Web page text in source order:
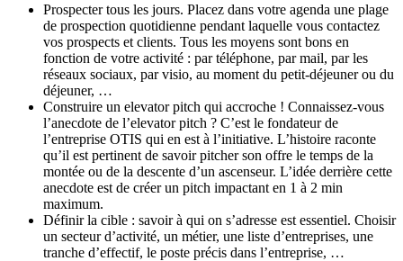
Prospecter tous les jours. Placez dans votre agenda une plage
de prospection quotidienne pendant laquelle vous contactez
vos prospects et clients. Tous les moyens sont bons en
fonction de votre activité : par téléphone, par mail, par les
réseaux sociaux, par visio, au moment du petit-déjeuner ou du
déjeuner, …
Construire un elevator pitch qui accroche ! Connaissez-vous
l’anecdote de l’elevator pitch ? C’est le fondateur de
l’entreprise OTIS qui en est à l’initiative. L’histoire raconte
qu’il est pertinent de savoir pitcher son offre le temps de la
montée ou de la descente d’un ascenseur. L’idée derrière cette
anecdote est de créer un pitch impactant en 1 à 2 min
maximum.
Définir la cible : savoir à qui on s’adresse est essentiel. Choisir
un secteur d’activité, un métier, une liste d’entreprises, une
tranche d’effectif, le poste précis dans l’entreprise, …